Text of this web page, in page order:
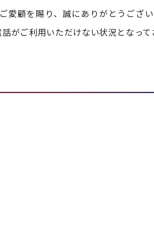
愛顧を賜り、誠にありがとうござ
話がご利用いただけない状況となっ